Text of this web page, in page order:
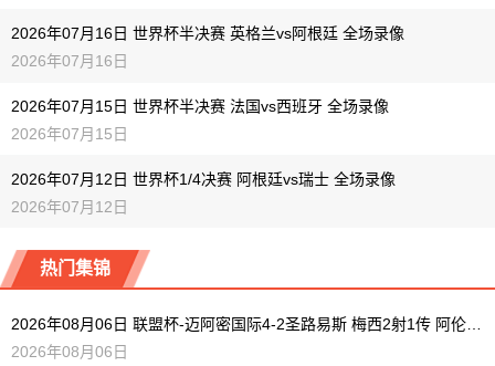
2026年07月16日 世界杯半决赛 英格兰vs阿根廷 全场录像
2026年07月16日
2026年07月15日 世界杯半决赛 法国vs西班牙 全场录像
2026年07月15日
2026年07月12日 世界杯1/4决赛 阿根廷vs瑞士 全场录像
2026年07月12日
热门集锦
2026年08月06日